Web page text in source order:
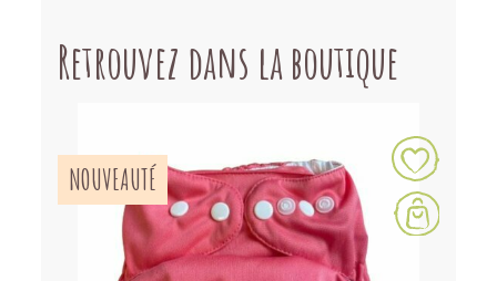
Retrouvez dans la boutique
NOUVEAUTÉ